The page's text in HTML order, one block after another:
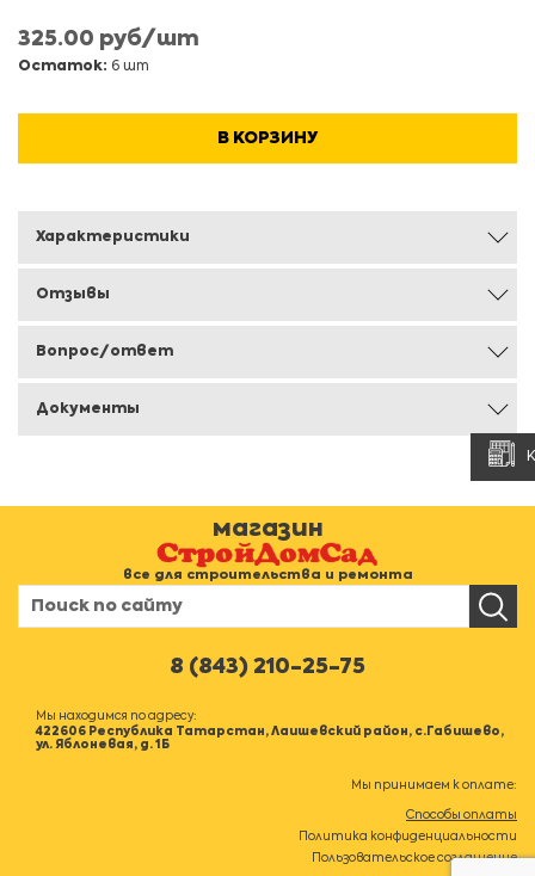
325.00 руб/шт
Остаток: 6 шт
В КОРЗИНУ
Характеристики
Отзывы
Вопрос/ответ
Документы
магазин
все для строительства и ремонта
8 (843) 210-25-75
Мы находимся по адресу:
422606 Республика Татарстан, Лаишевский район, с.Габишево,
ул. Яблоневая, д. 1Б
Мы принимаем к оплате:
Способы оплаты
Политика конфиденциальности
Пользовательское соглашение